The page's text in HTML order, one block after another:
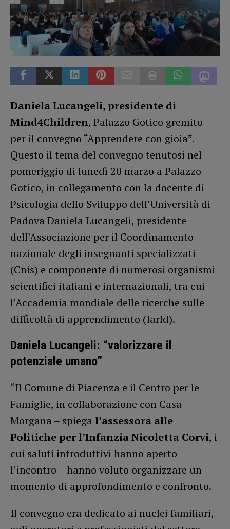
Daniela Lucangeli, presidente di
Mind4Children, Palazzo Gotico gremito
per il convegno “Apprendere con gioia”.
Questo il tema del convegno tenutosi nel
pomeriggio di lunedì 20 marzo a Palazzo
Gotico, in collegamento con la docente di
Psicologia dello Sviluppo dell’Università di
Padova Daniela Lucangeli, presidente
dell’Associazione per il Coordinamento
nazionale degli insegnanti specializzati
(Cnis) e componente di numerosi organismi
scientifici italiani e internazionali, tra cui
l’Accademia mondiale delle ricerche sulle
difficoltà di apprendimento (Iarld).
Daniela Lucangeli: “valorizzare il
potenziale umano”
“Il Comune di Piacenza e il Centro per le
Famiglie, in collaborazione con Casa
Morgana – spiega l’assessora alle
Politiche per l’Infanzia Nicoletta Corvi, i
cui saluti introduttivi hanno aperto
l’incontro – hanno voluto organizzare un
momento di approfondimento e confronto.
Il convegno era dedicato ai nuclei familiari,